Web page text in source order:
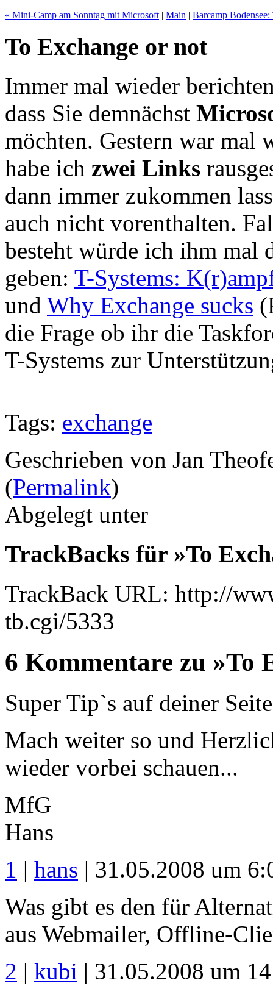
« Mini-Camp am Sonntag mit Microsoft | Main | Barcamp Bodensee:
To Exchange or not
Immer mal wieder
dass Sie demnächst
möchten. Gestern war mal
habe ich zwei Links
dann immer zukommen
auch nicht vorenthalten.
besteht würde ich ihm mal
geben: T-Systems:
und Why Exchange sucks
die Frage ob ihr die
T-Systems zur
Tags: exchange
Geschrieben von Jan
(Permalink)
Abgelegt unter
TrackBacks für »To
TrackBack URL: http://
tb.cgi/5333
6 Kommentare zu »To
Super Tip`s auf deiner
Mach weiter so und
wieder vorbei schauen...
MfG
Hans
1 | hans | 31.05.2008 um
Was gibt es den für
aus Webmailer, Offline-
2 | kubi | 31.05.2008 um